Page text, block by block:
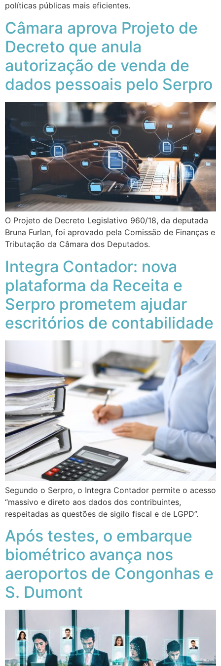
políticas públicas mais eficientes.
Câmara aprova Projeto de
Decreto que anula
autorização de venda de
dados pessoais pelo Serpro
O Projeto de Decreto Legislativo 960/18, da deputada
Bruna Furlan, foi aprovado pela Comissão de Finanças e
Tributação da Câmara dos Deputados.
Integra Contador: nova
plataforma da Receita e
Serpro prometem ajudar
escritórios de contabilidade
Segundo o Serpro, o Integra Contador permite o acesso
“massivo e direto aos dados dos contribuintes,
respeitadas as questões de sigilo fiscal e de LGPD”.
Após testes, o embarque
biométrico avança nos
aeroportos de Congonhas e
S. Dumont